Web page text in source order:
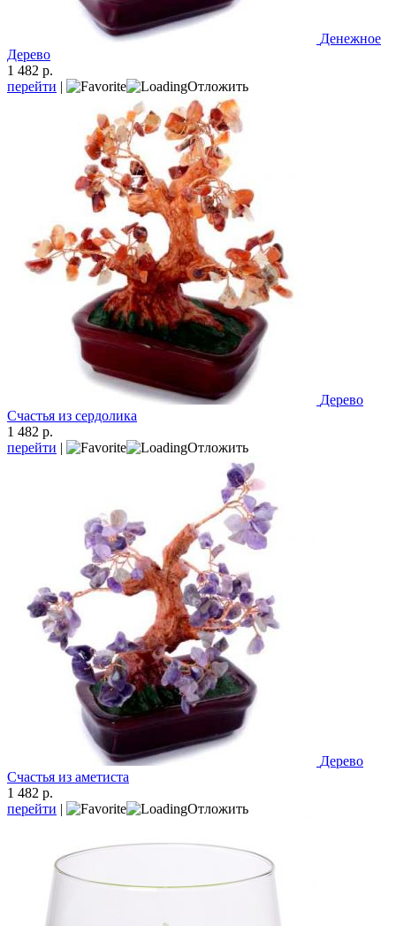
Денежное
Дерево
1 482 р.
перейти | Отложить
Дерево
Счастья из сердолика
1 482 р.
перейти | Отложить
Дерево
Счастья из аметиста
1 482 р.
перейти | Отложить